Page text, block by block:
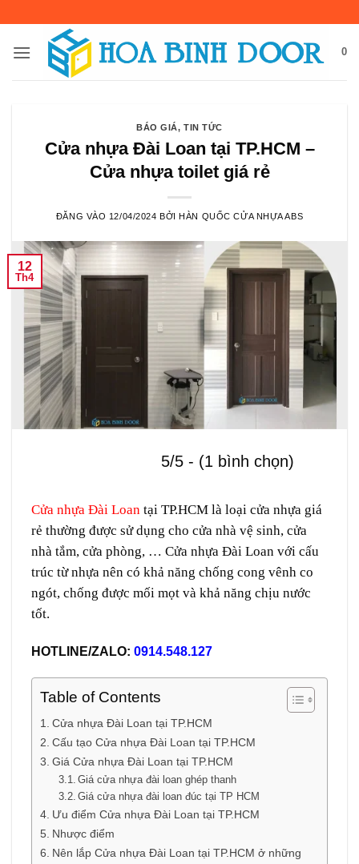
nội
0
BÁO GIÁ,TIN TỨC
Cửa nhựa Đài Loan tại TP.HCM –
Cửa nhựa toilet giá rẻ
ĐĂNG VÀO 12/04/2024 BỞIHÀN QUỐC CỬA NHỰA ABS
12
Th4
5/5 - (1 bình chọn)
Cửa nhựa Đài Loan tại TP.HCM là loại cửa nhựa giá
rẻ thường được sử dụng cho cửa nhà vệ sinh, cửa
nhà tắm, cửa phòng, … Cửa nhựa Đài Loan với cấu
trúc từ nhựa nên có khả năng chống cong vênh co
ngót, chống được mối mọt và khả năng chịu nước
tốt.
HOTLINE/ZALO: 0914.548.127
Table of Contents
Cửa nhựa Đài Loan tại TP.HCM
Cấu tạo Cửa nhựa Đài Loan tại TP.HCM
Giá Cửa nhựa Đài Loan tại TP.HCM
Giá cửa nhựa đài loan ghép thanh
Giá cửa nhựa đài loan đúc tại TP HCM
Ưu điểm Cửa nhựa Đài Loan tại TP.HCM
Nhược điểm
Nên lắp Cửa nhựa Đài Loan tại TP.HCM ở những